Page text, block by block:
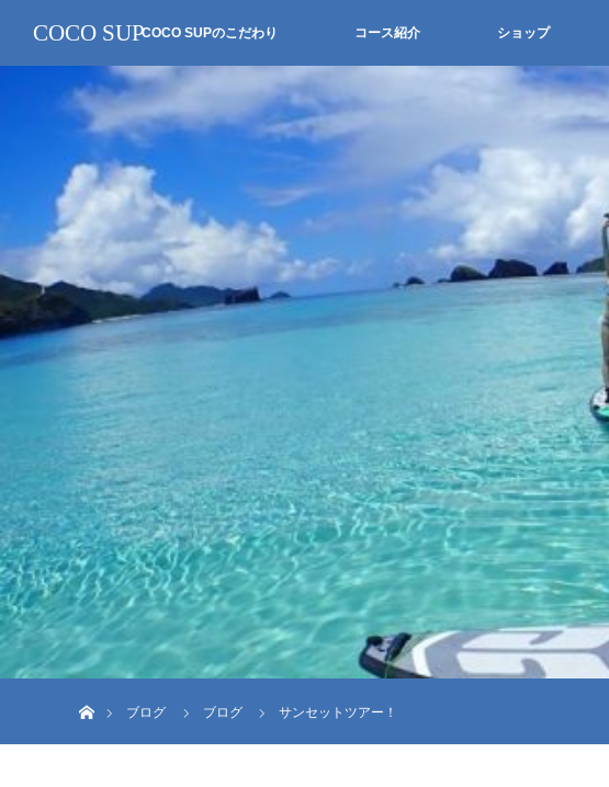
COCO SUPCOCO SUPのこだわり コース紹介 ショップ
ブログ
ブログ サンセットツアー！